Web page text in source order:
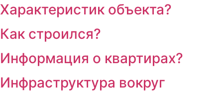
Характеристик объекта?
Как строился?
Информация о квартирах?
Инфраструктура вокруг